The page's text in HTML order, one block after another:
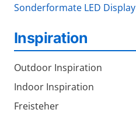
Sonderformate LED Display
Inspiration
Outdoor Inspiration
Indoor Inspiration
Freisteher